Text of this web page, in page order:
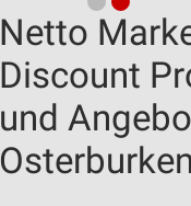
Netto
Discount
und
Osterburken